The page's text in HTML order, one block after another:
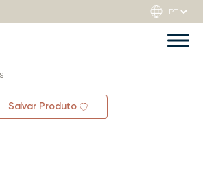
Salvar Produto